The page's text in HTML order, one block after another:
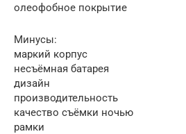
олеофобное покрытие
Минусы:
маркий корпус
несъёмная батарея
дизайн
производительность
качество съёмки ночью
рамки